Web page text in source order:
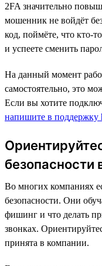
2FA значительно
мошенник не войдёт
код, поймёте, что кто-
и успеете сменить
На данный момент
самостоятельно, это
Если вы хотите
напишите в поддержку
Во многих компаниях
безопасности. Они
фишинг и что делать
звонках.
принята в компании.